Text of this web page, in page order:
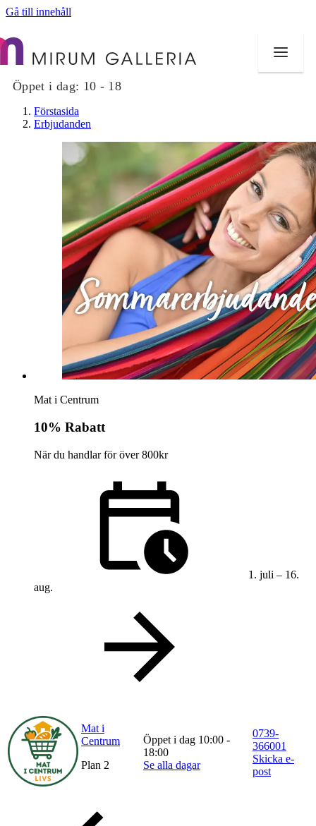
Gå till innehåll
Öppet i dag: 10 - 18
Butiker
Mat och dryck
Evenemang
Erbjudanden
Kundklubb
Inspiration
Sök
Praktisk information
Min Shopping-app
Förstasida
Erbjudanden
Mat i Centrum
10% Rabatt
När du handlar för över 800kr
1. juli – 16.
aug.
Mat i
Centrum
Plan 2
Öppet i dag 10:00 -
18:00
Se alla dagar
0739-
366001
Skicka e-
post